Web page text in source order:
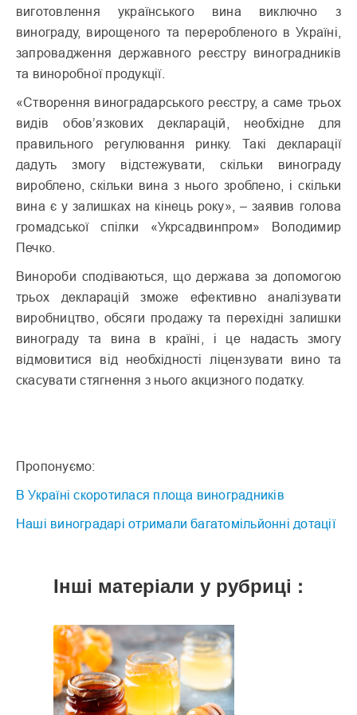
виготовлення українського вина виключно з
винограду, вирощеного та переробленого в Україні,
запровадження державного реєстру виноградників
та виноробної продукції.
«Створення виноградарського реєстру, а саме трьох
видів обов’язкових декларацій, необхідне для
правильного регулювання ринку. Такі декларації
дадуть змогу відстежувати, скільки винограду
вироблено, скільки вина з нього зроблено, і скільки
вина є у залишках на кінець року», – заявив голова
громадської спілки «Укрсадвинпром» Володимир
Печко.
Винороби сподіваються, що держава за допомогою
трьох декларацій зможе ефективно аналізувати
виробництво, обсяги продажу та перехідні залишки
винограду та вина в країні, і це надасть змогу
відмовитися від необхідності ліцензувати вино та
скасувати стягнення з нього акцизного податку.
Пропонуємо:
В Україні скоротилася площа виноградників
Наші виноградарі отримали багатомільйонні дотації
Інші матеріали у рубриці :